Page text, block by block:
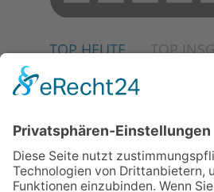
TOP HEUTE TOP
02.07.2026
04.06.2026
Junge Musiker
beim
Wettbewerb
23.07.2026